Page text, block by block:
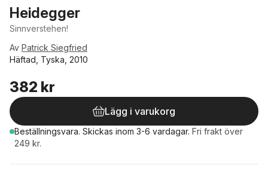
Heidegger
Sinnverstehen!
Av Patrick Siegfried
Häftad, Tyska, 2010
382 kr
Lägg i varukorg
Beställningsvara. Skickas inom 3-6 vardagar. Fri frakt över
249 kr.